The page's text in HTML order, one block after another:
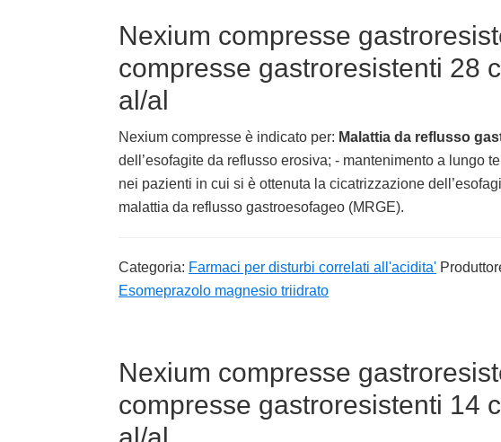
Nexium compresse
compresse gastroresistenti 28
al/al
Nexium compresse è indicato per: Malattia da reflusso
dell’esofagite da reflusso erosiva; - mantenimento a lungo
nei pazienti in cui si è ottenuta la cicatrizzazione
malattia da reflusso gastroesofageo (MRGE).
Categoria: Farmaci per disturbi correlati all'acidita'
Esomeprazolo magnesio triidrato
Nexium compresse
compresse gastroresistenti 14